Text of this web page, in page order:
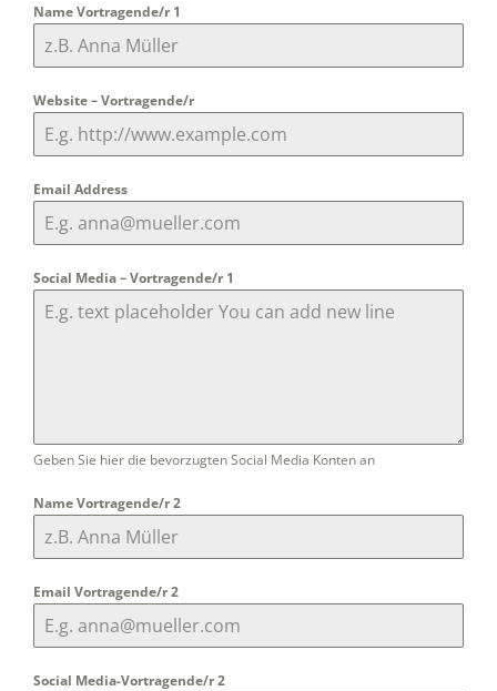
Name Vortragende/r 1
Website – Vortragende/r
Email Address
Social Media – Vortragende/r 1
Geben Sie hier die bevorzugten Social Media Konten an
Name Vortragende/r 2
Email Vortragende/r 2
Social Media-Vortragende/r 2